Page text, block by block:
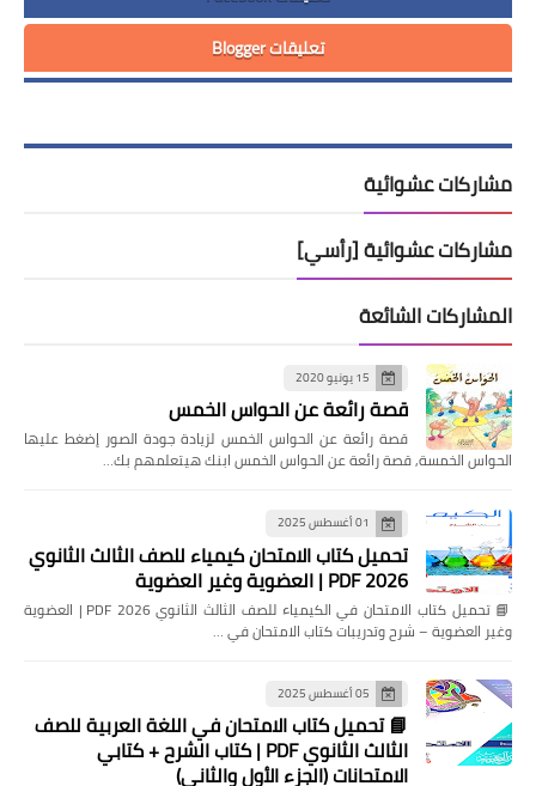
تعليقات Blogger
مشاركات عشوائية
مشاركات عشوائية [رأسي]
المشاركات الشائعة
15 يونيو 2020
قصة رائعة عن الحواس الخمس
قصة رائعة عن الحواس الخمس لزيادة جودة الصور إضغط عليها
الحواس الخمسة, قصة رائعة عن الحواس الخمس ابنك هيتعلمهم بك…
01 أغسطس 2025
تحميل كتاب الامتحان كيمياء للصف الثالث الثانوي
2026 PDF | العضوية وغير العضوية
📘 تحميل كتاب الامتحان في الكيمياء للصف الثالث الثانوي 2026 PDF | العضوية
وغير العضوية – شرح وتدريبات كتاب الامتحان في …
05 أغسطس 2025
📘 تحميل كتاب الامتحان في اللغة العربية للصف
الثالث الثانوي PDF | كتاب الشرح + كتابي
الامتحانات (الجزء الأول والثاني)